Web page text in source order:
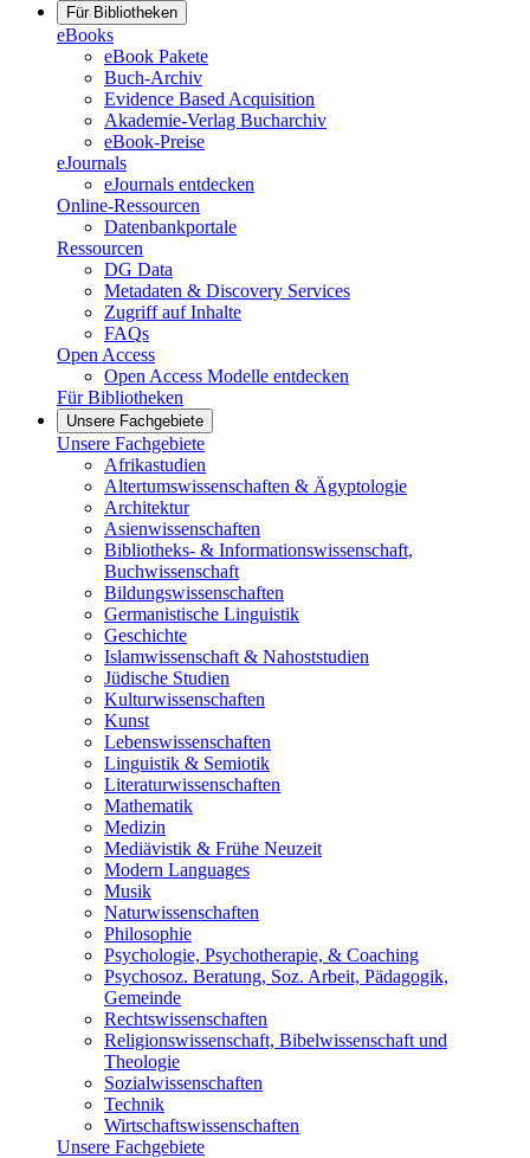
Für Bibliotheken
eBooks
eBook Pakete
Buch-Archiv
Evidence Based Acquisition
Akademie-Verlag Bucharchiv
eBook-Preise
eJournals
eJournals entdecken
Online-Ressourcen
Datenbankportale
Ressourcen
DG Data
Metadaten & Discovery Services
Zugriff auf Inhalte
FAQs
Open Access
Open Access Modelle entdecken
Für Bibliotheken
Unsere Fachgebiete
Unsere Fachgebiete
Afrikastudien
Altertumswissenschaften & Ägyptologie
Architektur
Asienwissenschaften
Bibliotheks- & Informationswissenschaft,
Buchwissenschaft
Bildungswissenschaften
Germanistische Linguistik
Geschichte
Islamwissenschaft & Nahoststudien
Jüdische Studien
Kulturwissenschaften
Kunst
Lebenswissenschaften
Linguistik & Semiotik
Literaturwissenschaften
Mathematik
Medizin
Mediävistik & Frühe Neuzeit
Modern Languages
Musik
Naturwissenschaften
Philosophie
Psychologie, Psychotherapie, & Coaching
Psychosoz. Beratung, Soz. Arbeit, Pädagogik,
Gemeinde
Rechtswissenschaften
Religionswissenschaft, Bibelwissenschaft und
Theologie
Sozialwissenschaften
Technik
Wirtschaftswissenschaften
Unsere Fachgebiete